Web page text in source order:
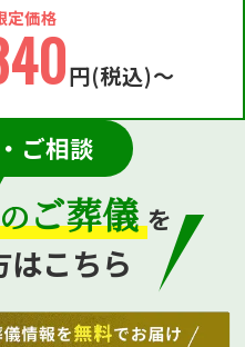
定価格
円(税込)〜
ご相談
ご葬儀を
はこちら